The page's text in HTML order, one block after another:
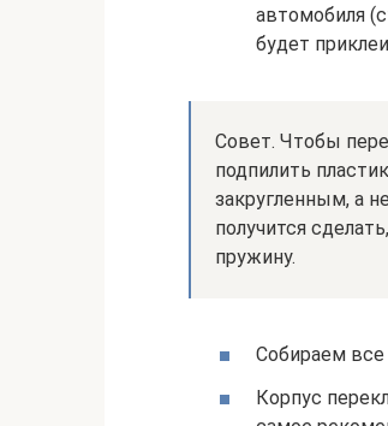
автомобиля
будет
Совет. Чтобы
подпилить
закругленным, а
получится
пружину.
Собираем все
Корпус